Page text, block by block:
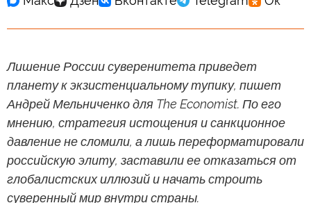
Лишение России суверенитета приведет
планету к экзистенциальному тупику, пишет
Андрей Мельниченко для The Economist. По его
мнению, стратегия истощения и санкционное
давление не сломили, а лишь переформатировали
российскую элиту, заставили ее отказаться от
глобалистских иллюзий и начать строить
суверенный мир внутри страны.